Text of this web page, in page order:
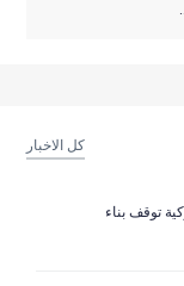
كل الاخبار
توقف بناء